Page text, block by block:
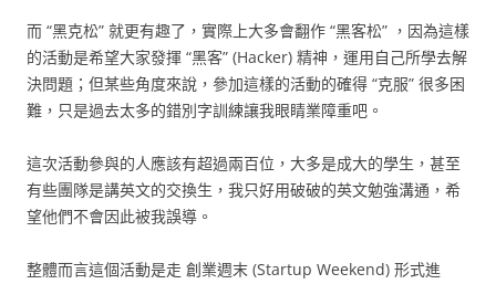
而 “黑克松” 就更有趣了，實際上大多會翻作 “黑客松” ，因為這樣
的活動是希望大家發揮 “黑客” (Hacker) 精神，運用自己所學去解
決問題；但某些角度來說，參加這樣的活動的確得 “克服” 很多困
難，只是過去太多的錯別字訓練讓我眼睛業障重吧。
這次活動參與的人應該有超過兩百位，大多是成大的學生，甚至
有些團隊是講英文的交換生，我只好用破破的英文勉強溝通，希
望他們不會因此被我誤導。
整體而言這個活動是走 創業週末 (Startup Weekend) 形式進